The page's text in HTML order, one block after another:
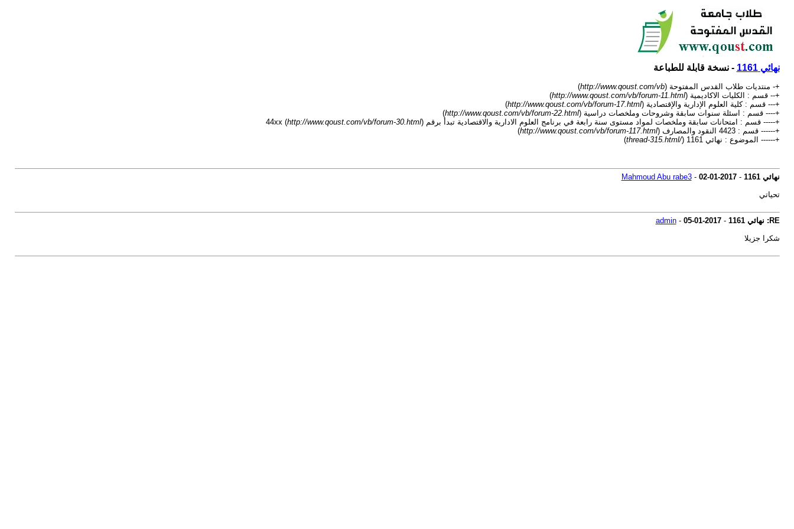
نهائي 1161 - نسخة قابلة للطباعة
+- منتديات طلاب القدس المفتوحة (http://www.qoust.com/vb
)
+-- قسم : الكليات الاكاديمية (http://www.qoust.com/vb/forum-11.html
)
+--- قسم : كلية العلوم الإدارية والإقتصادية (http://www.qoust.com/vb/forum-17.html
)
+---- قسم : اسئلة سنوات سابقة وشروحات وملخصات دراسية (http://www.qoust.com/vb/forum-22.html
)
+----- قسم : امتحانات سابقة وملخصات لمواد مستوى سنة رابعة في برنامج العلوم الادارية والاقتصادية تبدأ برقم 44xx ( http://www.qoust.com/vb/forum-30.html)
+------ قسم : 4423 النقود والمصارف (
http://www.qoust.com/vb/forum-117.html
)
+------ الموضوع : نهائي 1161 (
/thread-315.html
)
نهائي 1161 -
Mahmoud Abu rabe3- 02-01-2017
تحياتي
RE: نهائي 1161 -
admin- 05-01-2017
شكرا جزيلا